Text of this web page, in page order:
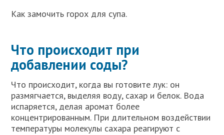
Как замочить горох для супа.
Что происходит при
добавлении соды?
Что происходит, когда вы готовите лук: он
размягчается, выделяя воду, сахар и белок. Вода
испаряется, делая аромат более
концентрированным. При длительном воздействии
температуры молекулы сахара реагируют с